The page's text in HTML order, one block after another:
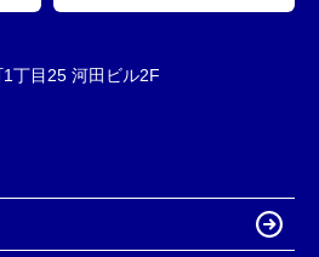
丁目25 河田ビル2F